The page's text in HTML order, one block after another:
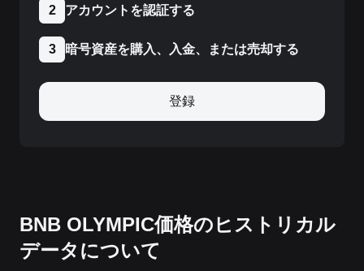
2 アカウントを認証する
3 暗号資産を購入、入金、または売却する
登録
BNB OLYMPIC価格のヒストリカル
データについて